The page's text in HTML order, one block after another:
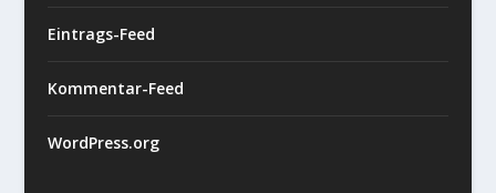
Eintrags-Feed
Kommentar-Feed
WordPress.org